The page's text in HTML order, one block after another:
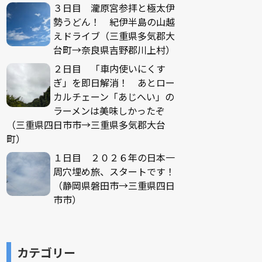
３日目 瀧原宮参拝と極太伊
勢うどん！ 紀伊半島の山越
えドライブ（三重県多気郡大
台町→奈良県吉野郡川上村）
２日目 「車内使いにくす
ぎ」を即日解消！ あとロー
カルチェーン「あじへい」の
ラーメンは美味しかったぞ
（三重県四日市市→三重県多気郡大台
町）
１日目 ２０２６年の日本一
周穴埋め旅、スタートです！
（静岡県磐田市→三重県四日
市市）
カテゴリー